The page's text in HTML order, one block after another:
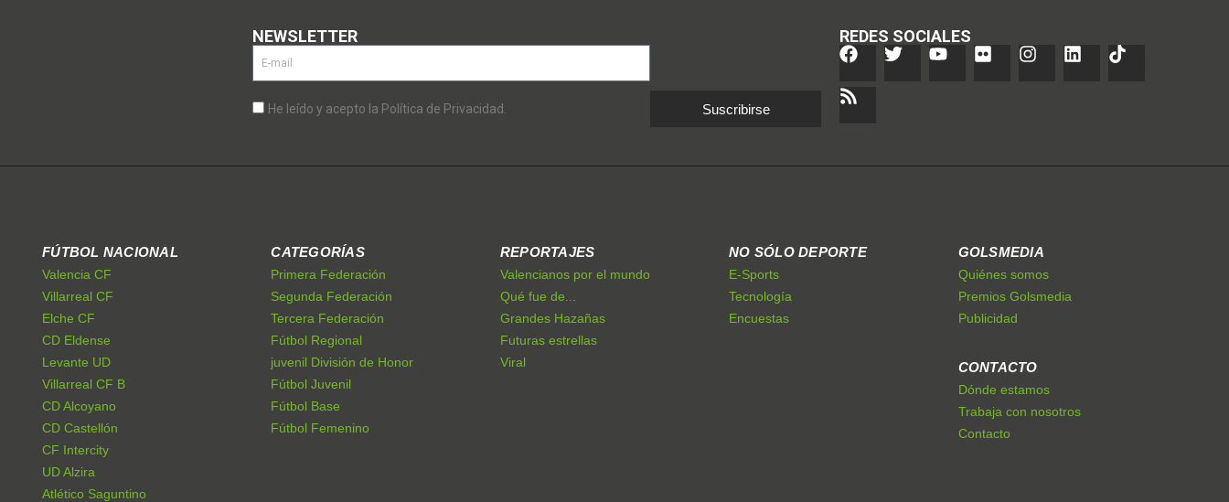
NEWSLETTER
He leído y acepto la Política de Privacidad. Suscribirse
REDES SOCIALES
FÚTBOL NACIONAL
Valencia CF
Villarreal CF
Elche CF
CD Eldense
Levante UD
Villarreal CF B
CD Alcoyano
CD Castellón
CF Intercity
UD Alzira
Atlético Saguntino
CATEGORÍAS
Primera Federación
Segunda Federación
Tercera Federación
Fútbol Regional
juvenil División de Honor
Fútbol Juvenil
Fútbol Base
Fútbol Femenino
REPORTAJES
Valencianos por el mundo
Qué fue de...
Grandes Hazañas
Futuras estrellas
Viral
NO SÓLO DEPORTE
E-Sports
Tecnología
Encuestas
GOLSMEDIA
Quiénes somos
Premios Golsmedia
Publicidad
CONTACTO
Dónde estamos
Trabaja con nosotros
Contacto